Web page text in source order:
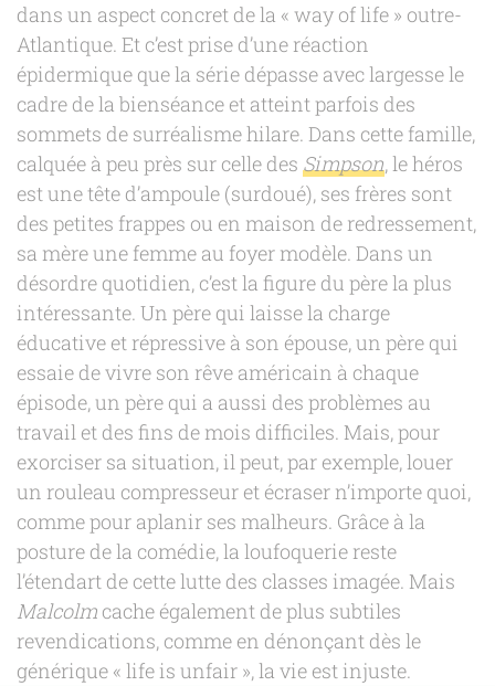
dans un aspect concret de la « way of life » outre-
Atlantique. Et c’est prise d’une réaction
épidermique que la série dépasse avec largesse le
cadre de la bienséance et atteint parfois des
sommets de surréalisme hilare. Dans cette famille,
calquée à peu près sur celle des Simpson, le héros
est une tête d’ampoule (surdoué), ses frères sont
des petites frappes ou en maison de redressement,
sa mère une femme au foyer modèle. Dans un
désordre quotidien, c’est la figure du père la plus
intéressante. Un père qui laisse la charge
éducative et répressive à son épouse, un père qui
essaie de vivre son rêve américain à chaque
épisode, un père qui a aussi des problèmes au
travail et des fins de mois difficiles. Mais, pour
exorciser sa situation, il peut, par exemple, louer
un rouleau compresseur et écraser n’importe quoi,
comme pour aplanir ses malheurs. Grâce à la
posture de la comédie, la loufoquerie reste
l’étendart de cette lutte des classes imagée. Mais
Malcolm cache également de plus subtiles
revendications, comme en dénonçant dès le
générique « life is unfair », la vie est injuste.